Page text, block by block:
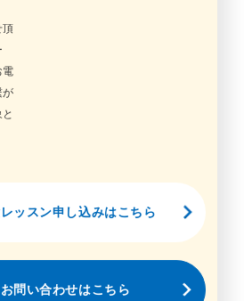
電
が
ッスン申し込みはこちら
お問い合わせはこちら